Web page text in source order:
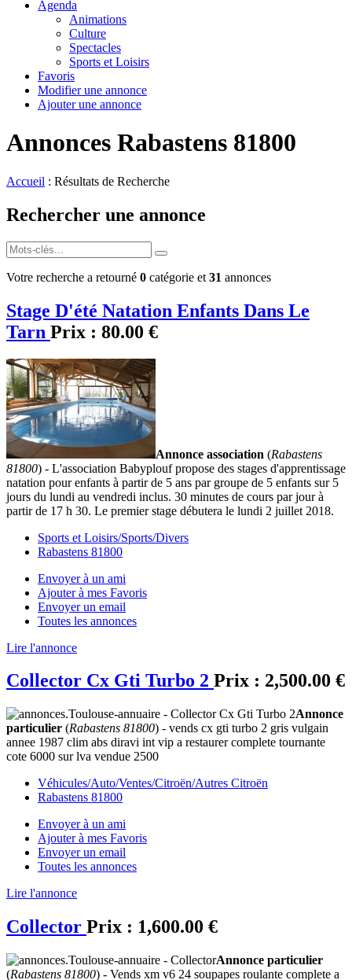
Agenda
Animations
Culture
Spectacles
Sports et Loisirs
Favoris
Modifier une annonce
Ajouter une annonce
Annonces Rabastens 81800
Accueil : Résultats de Recherche
Rechercher une annonce
Votre recherche a retourné 0 catégorie et 31 annonces
Stage D'été Natation Enfants Dans Le
Tarn Prix : 80.00 €
Annonce association (Rabastens
81800) - L'association Babyplouf propose des stages d'apprentissage
natation pour enfants à partir de 5 ans par groupe de 5 enfants sur 5
jours du lundi au vendredi inclus. 30 minutes de cours par jour à
partir de 17 h 30. Le premier stage débutera le lundi 2 juillet 2018.
Sports et Loisirs/Sports/Divers
Rabastens 81800
Envoyer à un ami
Ajouter à mes Favoris
Envoyer un email
Toutes les annonces
Lire l'annonce
Collector Cx Gti Turbo 2 Prix : 2,500.00 €
Annonce
particulier (Rabastens 81800) - vends cx gti turbo 2 gris vulgain
annee 1987 clim abs diravi int vip a restaurer complete tournante
cote 6000 sur lva vendue 2500
Véhicules/Auto/Ventes/Citroën/Autres Citroën
Rabastens 81800
Envoyer à un ami
Ajouter à mes Favoris
Envoyer un email
Toutes les annonces
Lire l'annonce
Collector Prix : 1,600.00 €
Annonce particulier
(Rabastens 81800) - Vends xm v6 24 soupapes roulante complete a